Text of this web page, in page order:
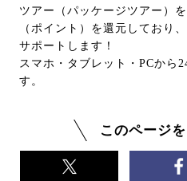
ツアー（パッケージツアー）
（ポイント）を還元しており
サポートします！
スマホ・タブレット・PCから
す。
このページ